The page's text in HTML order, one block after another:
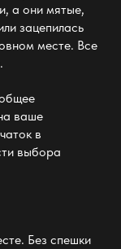
а они мятые,
зацепилась
месте. Все
.
ваше
в
выбора
Без спешки